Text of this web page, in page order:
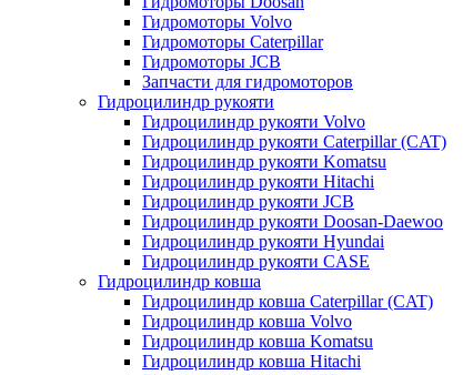
Гидромоторы Volvo
Гидромоторы Caterpillar
Гидромоторы JCB
Запчасти для гидромоторов
Гидроцилиндр рукояти
Гидроцилиндр рукояти Volvo
Гидроцилиндр рукояти Caterpillar (CAT)
Гидроцилиндр рукояти Komatsu
Гидроцилиндр рукояти Hitachi
Гидроцилиндр рукояти JCB
Гидроцилиндр рукояти Doosan-Daewoo
Гидроцилиндр рукояти Hyundai
Гидроцилиндр рукояти CASE
Гидроцилиндр ковша
Гидроцилиндр ковша Caterpillar (CAT)
Гидроцилиндр ковша Volvo
Гидроцилиндр ковша Komatsu
Гидроцилиндр ковша Hitachi